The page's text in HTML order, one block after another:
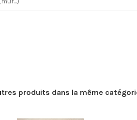
produits dans la même